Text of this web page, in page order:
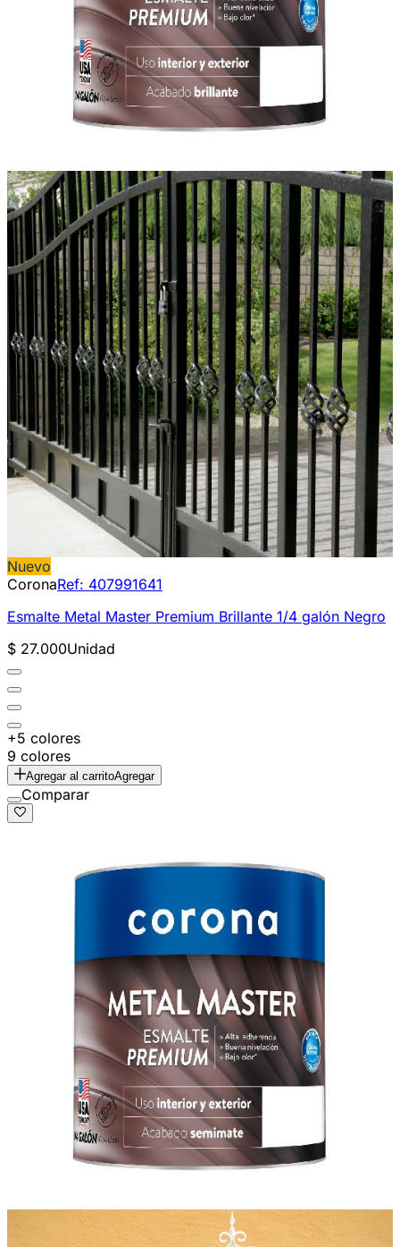
Nuevo
CoronaRef: 407991641
Esmalte Metal Master Premium Brillante 1/4 galón Negro
$ 27.000Unidad
+5 colores
9 colores
Agregar al carritoAgregar
Comparar